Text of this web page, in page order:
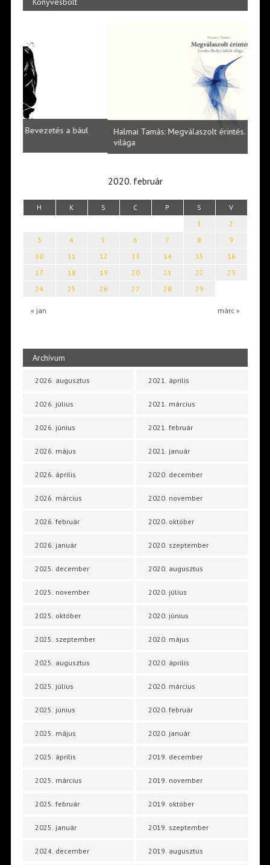
Halmai Tamás: Megválaszolt érintés. Leveles Ibolya költői
2020. február
H K S C P S V
« jan márc »
1
2
3
4 5 6 7 8
9
10
11 12 13 14 15
16
17
18 19 20 21 22
23
24
25 26 27 28 29
Archívum
2026. augusztus
2026. július
2026. június
2026. május
2026. április
2026. március
2026. február
2026. január
2025. december
2025. november
2025. október
2025. szeptember
2025. augusztus
2025. július
2025. június
2025. május
2025. április
2025. március
2025. február
2025. január
2024. december
2021. április
2021. március
2021. február
2021. január
2020. december
2020. november
2020. október
2020. szeptember
2020. augusztus
2020. július
2020. június
2020. május
2020. április
2020. március
2020. február
2020. január
2019. december
2019. november
2019. október
2019. szeptember
2019. augusztus